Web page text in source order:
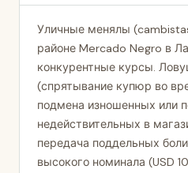
Уличные менялы
районе Mercado Negro в
конкурентные курсы.
(спрятывание купюр во
подмена изношенных или
недействительных в
передача поддельных
высокого номинала (USD